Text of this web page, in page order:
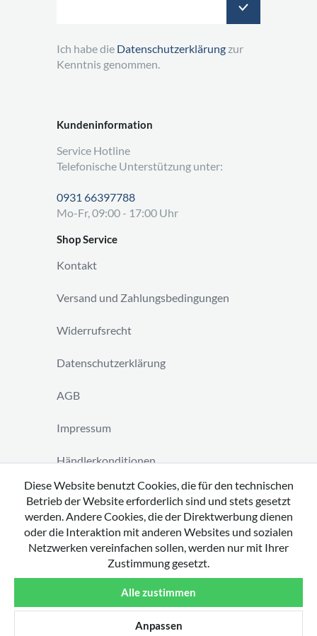
Kundeninformation
Service Hotline
Telefonische Unterstützung unter:
0931 66397788
Mo-Fr, 09:00 - 17:00 Uhr
Shop Service
Kontakt
Versand und Zahlungsbedingungen
Widerrufsrecht
Datenschutzerklärung
AGB
Impressum
Händlerkonditionen
Vertrag widerrufen
Ich habe die Datenschutzerklärung zur
Kenntnis genommen.
Diese Website benutzt Cookies, die für den technischen
Betrieb der Website erforderlich sind und stets gesetzt
werden. Andere Cookies, die der Direktwerbung dienen
oder die Interaktion mit anderen Websites und sozialen
Netzwerken vereinfachen sollen, werden nur mit Ihrer
Zustimmung gesetzt.